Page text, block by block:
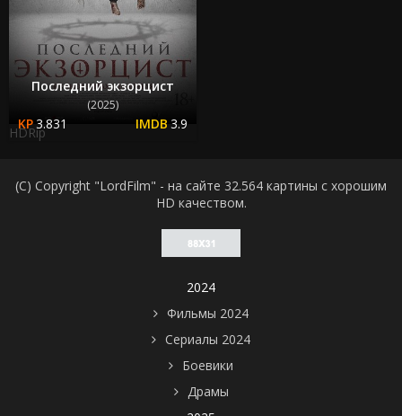
Последний экзорцист
(2025)
3.831 3.9
HDRip
(C) Copyright "LordFilm" - на сайте 32.564 картины с хорошим
HD качеством.
2024
Фильмы 2024
Сериалы 2024
Боевики
Драмы